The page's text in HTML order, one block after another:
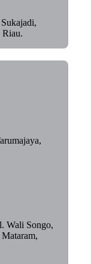
Wali Songo,